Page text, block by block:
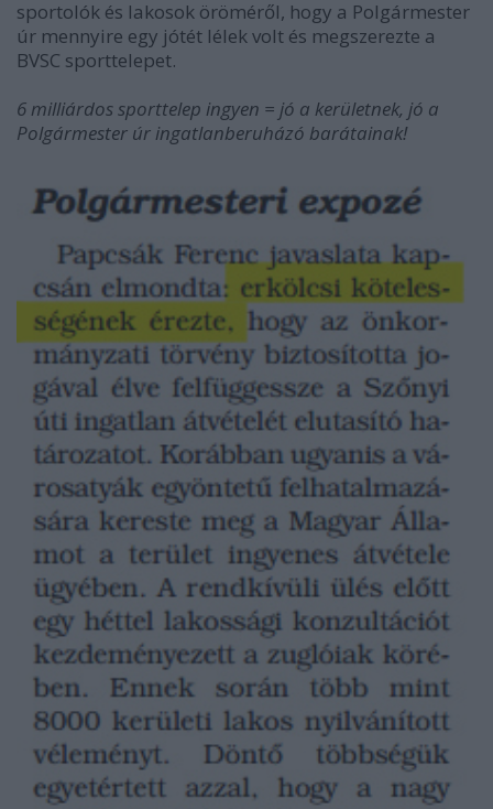
sportolók és lakosok öröméről, hogy a Polgármester
úr mennyire egy jótét lélek volt és megszerezte a
BVSC sporttelepet.
6 milliárdos sporttelep ingyen = jó a kerületnek, jó a
Polgármester úr ingatlanberuházó barátainak!